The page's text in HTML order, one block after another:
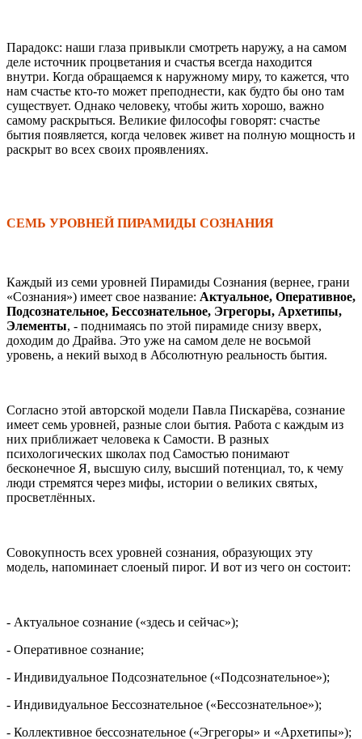
Парадокс: наши глаза привыкли смотреть наружу, а на самом
деле источник процветания и счастья всегда находится
внутри. Когда обращаемся к наружному миру, то кажется, что
нам счастье кто-то может преподнести, как будто бы оно там
существует. Однако человеку, чтобы жить хорошо, важно
самому раскрыться. Великие философы говорят: счастье
бытия появляется, когда человек живет на полную мощность и
раскрыт во всех своих проявлениях.
СЕМЬ УРОВНЕЙ ПИРАМИДЫ СОЗНАНИЯ
Каждый из семи уровней Пирамиды Сознания (вернее, грани
«Сознания») имеет свое название: Актуальное, Оперативное,
Подсознательное, Бессознательное, Эгрегоры, Архетипы,
Элементы, - поднимаясь по этой пирамиде снизу вверх,
доходим до Драйва. Это уже на самом деле не восьмой
уровень, а некий выход в Абсолютную реальность бытия.
Согласно этой авторской модели Павла Пискарёва, сознание
имеет семь уровней, разные слои бытия. Работа с каждым из
них приближает человека к Самости. В разных
психологических школах под Самостью понимают
бесконечное Я, высшую силу, высший потенциал, то, к чему
люди стремятся через мифы, истории о великих святых,
просветлённых.
Совокупность всех уровней сознания, образующих эту
модель, напоминает слоеный пирог. И вот из чего он состоит:
- Актуальное сознание («здесь и сейчас»);
- Оперативное сознание;
- Индивидуальное Подсознательное («Подсознательное»);
- Индивидуальное Бессознательное («Бессознательное»);
- Коллективное бессознательное («Эгрегоры» и «Архетипы»);